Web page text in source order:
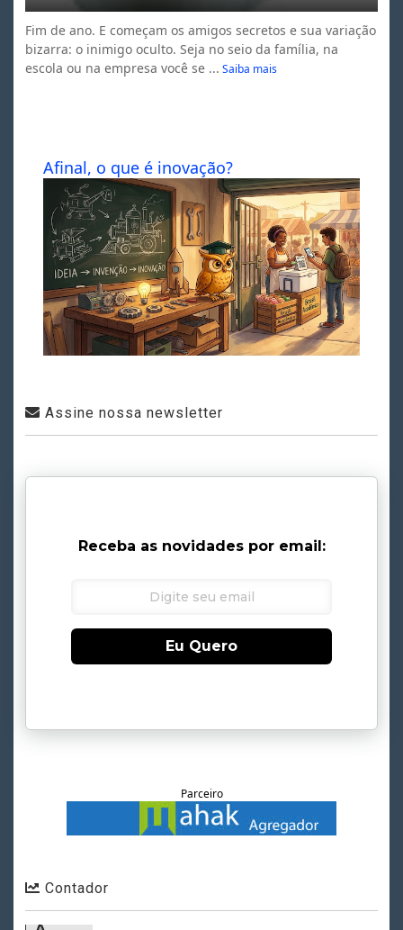
Fim de ano. E começam os amigos secretos e sua variação
bizarra: o inimigo oculto. Seja no seio da família, na
escola ou na empresa você se ... Saiba mais
Afinal, o que é inovação?
Assine nossa newsletter
Receba as novidades por email:
Eu Quero
Parceiro
Contador